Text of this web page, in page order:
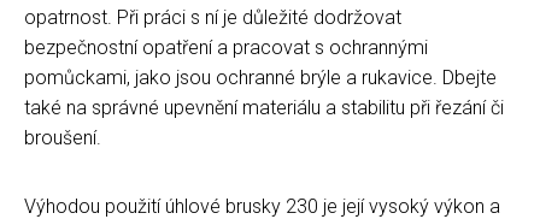
opatrnost. Při práci s ní je důležité dodržovat
bezpečnostní opatření a pracovat s ochrannými
pomůckami, jako jsou ochranné brýle a rukavice. Dbejte
také na správné upevnění materiálu a stabilitu při řezání či
broušení.
Výhodou použití úhlové brusky 230 je její vysoký výkon a